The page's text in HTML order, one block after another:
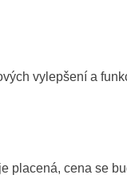
vylepšení a
placená, cena se